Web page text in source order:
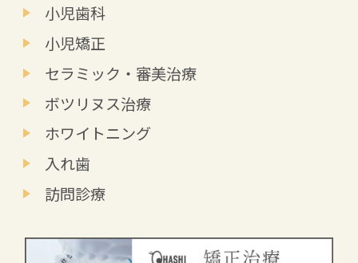
小児歯科
小児矯正
セラミック・審美治療
ボツリヌス治療
ホワイトニング
入れ歯
訪問診療